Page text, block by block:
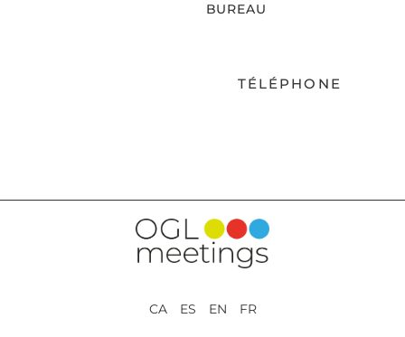
BUREAU
TÉLÉPHONE
CA ES EN FR